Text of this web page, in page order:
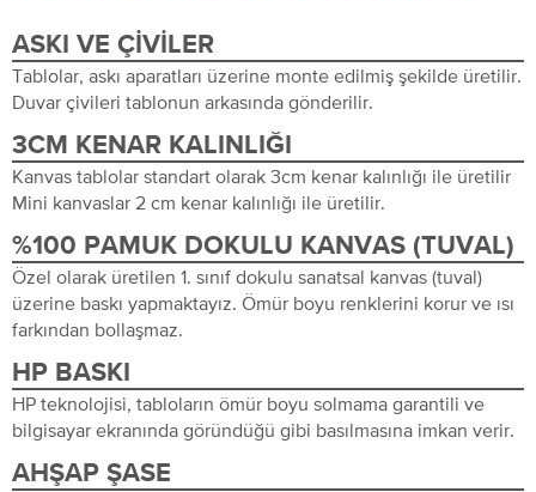
ASKI VE ÇIVILER
Tablolar, askı aparatları üzerine monte edilmiş şekilde üretilir.
Duvar çivileri tablonun arkasında gönderilir.
3CM KENAR KALINLIĞI
Kanvas tablolar standart olarak 3cm kenar kalınlığı ile üretilir
Mini kanvaslar 2 cm kenar kalınlığı ile üretilir.
%100 PAMUK DOKULU KANVAS (TUVAL)
Özel olarak üretilen 1. sınıf dokulu sanatsal kanvas (tuval)
üzerine baskı yapmaktayız. Ömür boyu renklerini korur ve ısı
farkından bollaşmaz.
HP BASKI
HP teknolojisi, tabloların ömür boyu solmama garantili ve
bilgisayar ekranında göründüğü gibi basılmasına imkan verir.
AHŞAP ŞASE